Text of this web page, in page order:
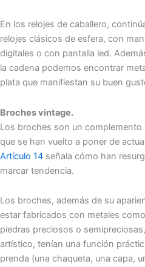
En los relojes de caballero,
relojes clásicos de esfera, con
digitales o con pantalla led.
la cadena podemos encontrar
plata que manifiestan su buen
Broches vintage.
Los broches son un complemento
que se han vuelto a poner de
Artículo 14 señala cómo han
marcar tendencia.
Los broches, además de su
estar fabricados con metales
piedras preciosos o
artístico, tenían una función
prenda (una chaqueta, una capa,